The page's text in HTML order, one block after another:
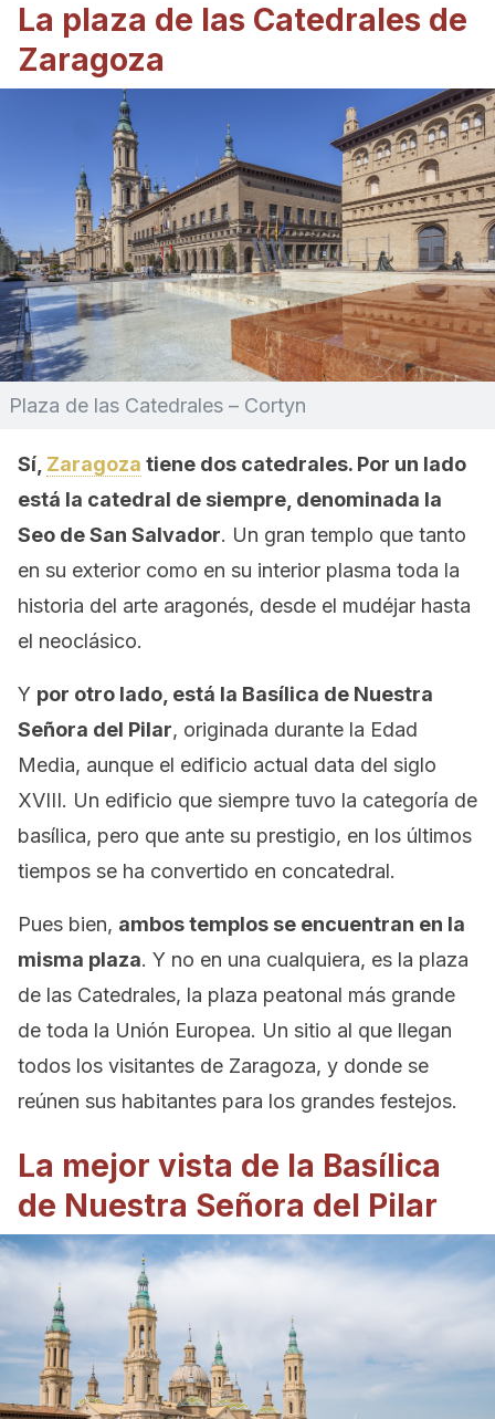
La plaza de las Catedrales de
Zaragoza
Plaza de las Catedrales – Cortyn
Sí, Zaragoza tiene dos catedrales. Por un lado
está la catedral de siempre, denominada la
Seo de San Salvador. Un gran templo que tanto
en su exterior como en su interior plasma toda la
historia del arte aragonés, desde el mudéjar hasta
el neoclásico.
Y por otro lado, está la Basílica de Nuestra
Señora del Pilar, originada durante la Edad
Media, aunque el edificio actual data del siglo
XVIII. Un edificio que siempre tuvo la categoría de
basílica, pero que ante su prestigio, en los últimos
tiempos se ha convertido en concatedral.
Pues bien, ambos templos se encuentran en la
misma plaza. Y no en una cualquiera, es la plaza
de las Catedrales, la plaza peatonal más grande
de toda la Unión Europea. Un sitio al que llegan
todos los visitantes de Zaragoza, y donde se
reúnen sus habitantes para los grandes festejos.
La mejor vista de la Basílica
de Nuestra Señora del Pilar